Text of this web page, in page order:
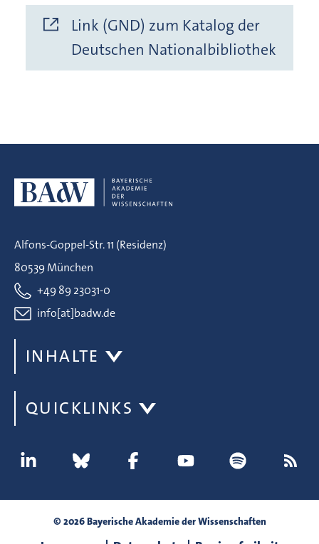
Link (GND) zum Katalog der
Deutschen Nationalbibliothek
Alfons-Goppel-Str. 11 (Residenz)
80539 München
+49 89 23031-0
info[at]badw.de
INHALTE
QUICKLINKS
© 2026 Bayerische Akademie der Wissenschaften